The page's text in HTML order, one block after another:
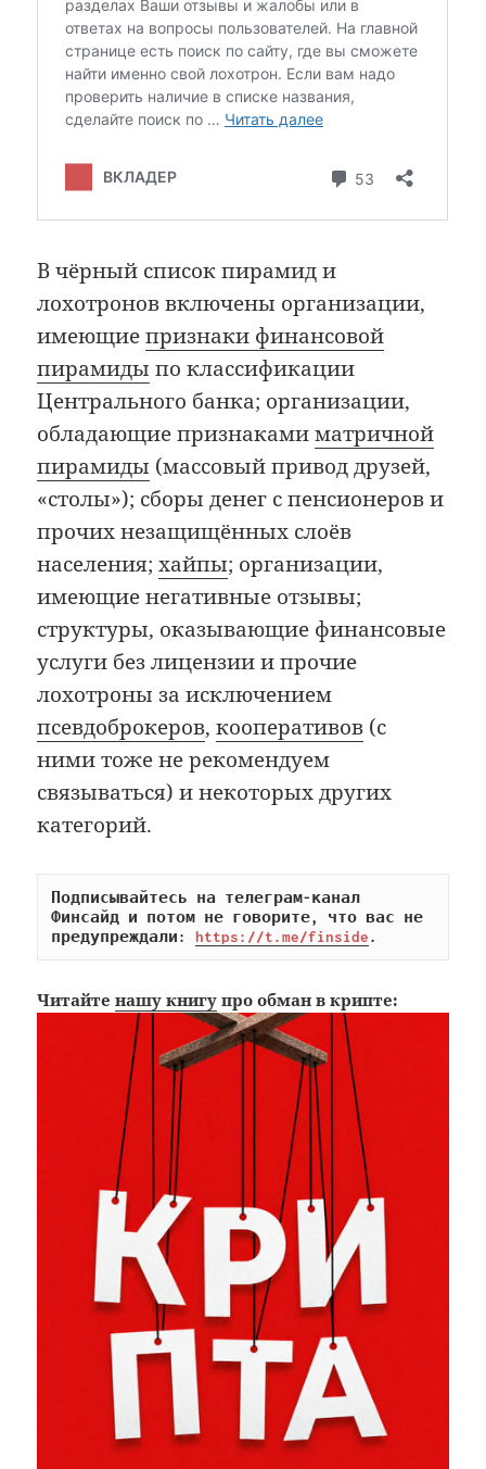
В чёрный список пирамид и
лохотронов включены организации,
имеющиепризнаки финансовой
пирамиды по классификации
Центрального банка; организации,
обладающие признакамиматричной
пирамиды (массовый привод друзей,
«столы»); сборы денег с пенсионеров и
прочих незащищённых слоёв
населения;хайпы; организации,
имеющие негативные отзывы;
структуры, оказывающие финансовые
услуги без лицензии и прочие
лохотроны за исключением
псевдоброкеров,кооперативов (с
ними тоже не рекомендуем
связываться) и некоторых других
категорий.
Подписывайтесь на телеграм-канал
Финсайд и потом не говорите, что вас не
предупреждали: https://t.me/finside.
Читайтенашу книгу про обман в крипте: